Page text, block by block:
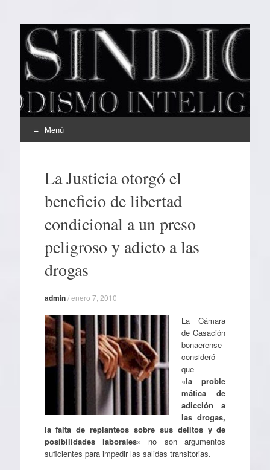
EL SINDICAL
Periodismo Inteligente
Menú
contenidoLa Justicia otorgó el
beneficio de libertad
condicional a un preso
peligroso y adicto a las
drogas
admin/enero 7, 2010
La Cámara
de Casación
bonaerense
consideró
que
«la proble
mática de
adicción a
las drogas,
la falta de replanteos sobre sus delitos y de
posibilidades laborales» no son argumentos
suficientes para impedir las salidas transitorias.